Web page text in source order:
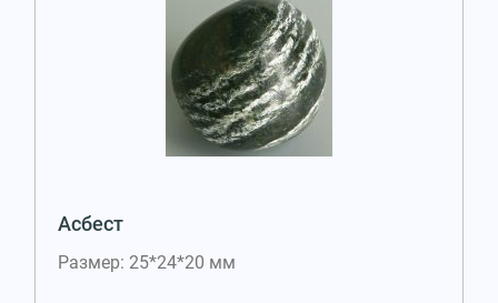
Асбест
Размер: 25*24*20 мм